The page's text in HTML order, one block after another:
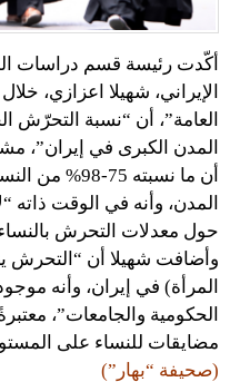
أكّدت رئيسة قسم دراسات
الإيراني، شهيلا اعزازي،
العامة”، أن “نسبة التحرّش
المدن الكبرى في إيران”،
أن ما نسبته
المدن، وأنه في الوقت ذاته
حول معدلات التحرش
وأضافت شهيلا أن
المرأة) في إيران، وأنه
الحكومية والجامعات”،
مضايقات للنساء على
(صحيفة “بهار”)